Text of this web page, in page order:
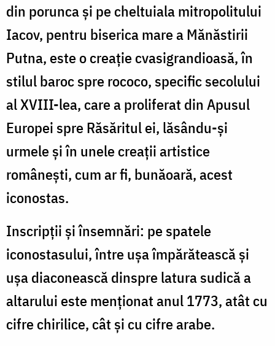
din porunca și pe cheltuiala mitropolitului
Iacov, pentru biserica mare a Mănăstirii
Putna, este o creație cvasigrandioasă, în
stilul baroc spre rococo, specific secolului
al XVIII-lea, care a proliferat din Apusul
Europei spre Răsăritul ei, lăsându-și
urmele și în unele creații artistice
românești, cum ar fi, bunăoară, acest
iconostas.
Inscripții și însemnări: pe spatele
iconostasului, între ușa împărătească și
ușa diaconească dinspre latura sudică a
altarului este menționat anul 1773, atât cu
cifre chirilice, cât și cu cifre arabe.